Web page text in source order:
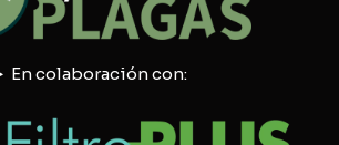
En colaboración con: